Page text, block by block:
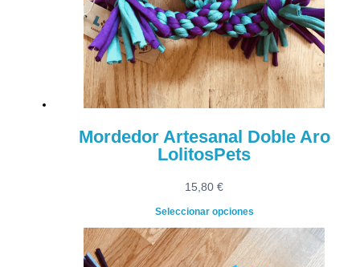
Mordedor Artesanal Doble Aro
LolitosPets
15,80 €
Seleccionar opciones